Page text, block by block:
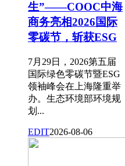
生”——COOC中海
商务亮相2026国际
零碳节，斩获ESG
7月29日，2026第五届
国际绿色零碳节暨ESG
领袖峰会在上海隆重举
办。生态环境部环境规
划...
EDIT2026-08-06